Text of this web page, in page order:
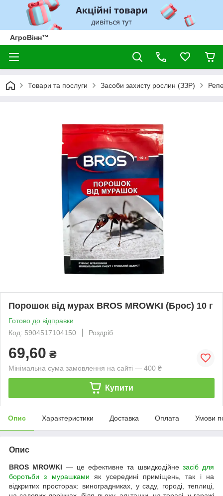
АгроВінн™
Товари та послуги Засоби захисту рослин (ЗЗР)
Порошок від мурах BROS MROWKI (Брос) 10 г
Готово до відправки
Код: 5904517104150
Роздріб
69,60 ₴
Мінімальна сума замовлення на сайті — 400 ₴
Купити
Опис Характеристики Доставка Оплата Умови
Опис
BROS MROWKI — це ефективне та швидкодійне засіб для
боротьби з мурашками як усередині приміщень, так і на
відкритих просторах: виноградниках, у саду, городі, теплиці,